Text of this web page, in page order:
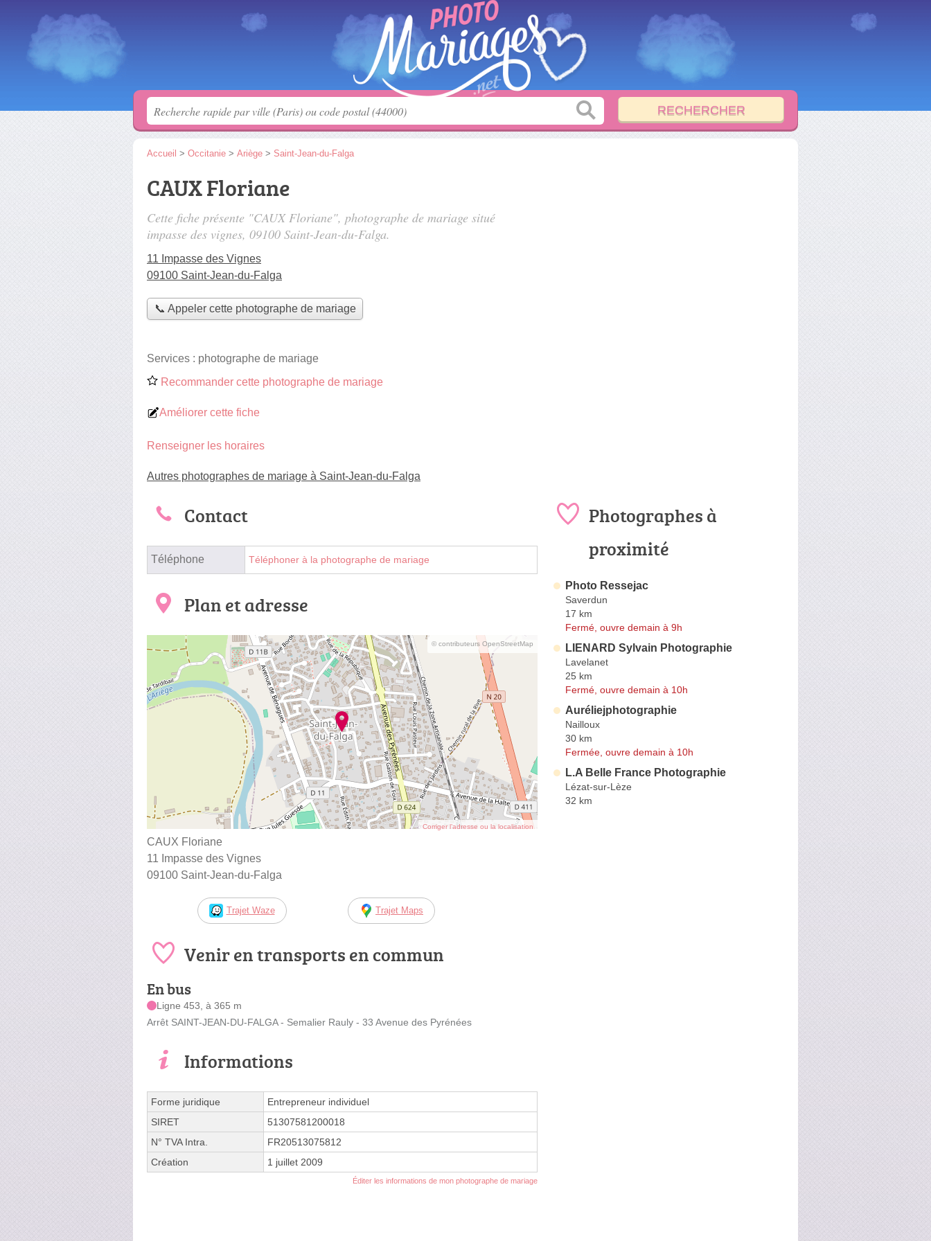
Accueil > Occitanie > Ariège > Saint-Jean-du-Falga
CAUX Floriane
Cette fiche présente "CAUX Floriane", photographe de mariage situé
impasse des vignes, 09100 Saint-Jean-du-Falga.
11 Impasse des Vignes
09100 Saint-Jean-du-Falga
📞 Appeler cette photographe de mariage
Services : photographe de mariage
Recommander cette photographe de mariage
Améliorer cette fiche
Renseigner les horaires
Autres photographes de mariage à Saint-Jean-du-Falga
Contact
Téléphone Téléphoner à la photographe de mariage
Plan et adresse
© contributeurs OpenStreetMap
Corriger l’adresse ou la localisation
CAUX Floriane
11 Impasse des Vignes
09100 Saint-Jean-du-Falga
Trajet Waze Trajet Maps
Venir en transports en commun
En bus
Ligne 453, à 365 m
Arrêt SAINT-JEAN-DU-FALGA - Semalier Rauly - 33 Avenue des Pyrénées
Informations
Forme juridique
Entrepreneur individuel
SIRET
51307581200018
N° TVA Intra.
FR20513075812
Création
1 juillet 2009
Éditer les informations de mon photographe de mariage
Photographes à
proximité
Photo Ressejac
Saverdun
17 km
Fermé, ouvre demain à 9h
LIENARD Sylvain Photographie
Lavelanet
25 km
Fermé, ouvre demain à 10h
Auréliejphotographie
Nailloux
30 km
Fermée, ouvre demain à 10h
L.A Belle France Photographie
Lézat-sur-Lèze
32 km